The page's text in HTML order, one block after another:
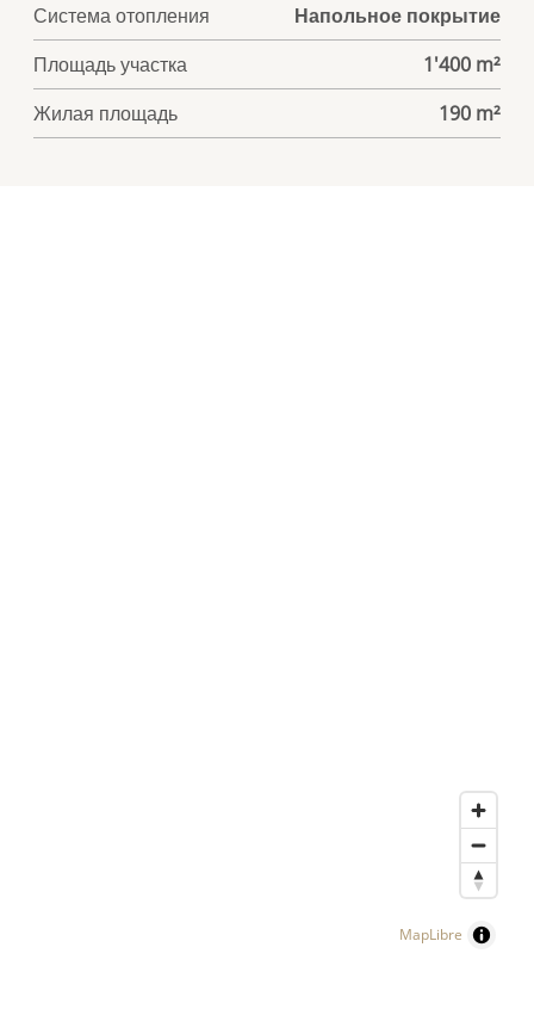
Система отопления
Напольное покрытие
Площадь участка
1'400 m²
Жилая площадь
190 m²
MapLibre